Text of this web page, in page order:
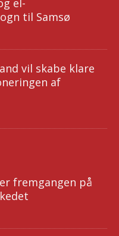
el-
til Samsø
vil skabe klare
af
fremgangen på